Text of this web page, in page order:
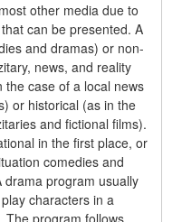
other media due to
can be presented. A
and dramas) or non-
news, and reality
case of a local news
or historical (as in the
and fictional films).
in the first place, or
comedies and
drama program usually
characters in a